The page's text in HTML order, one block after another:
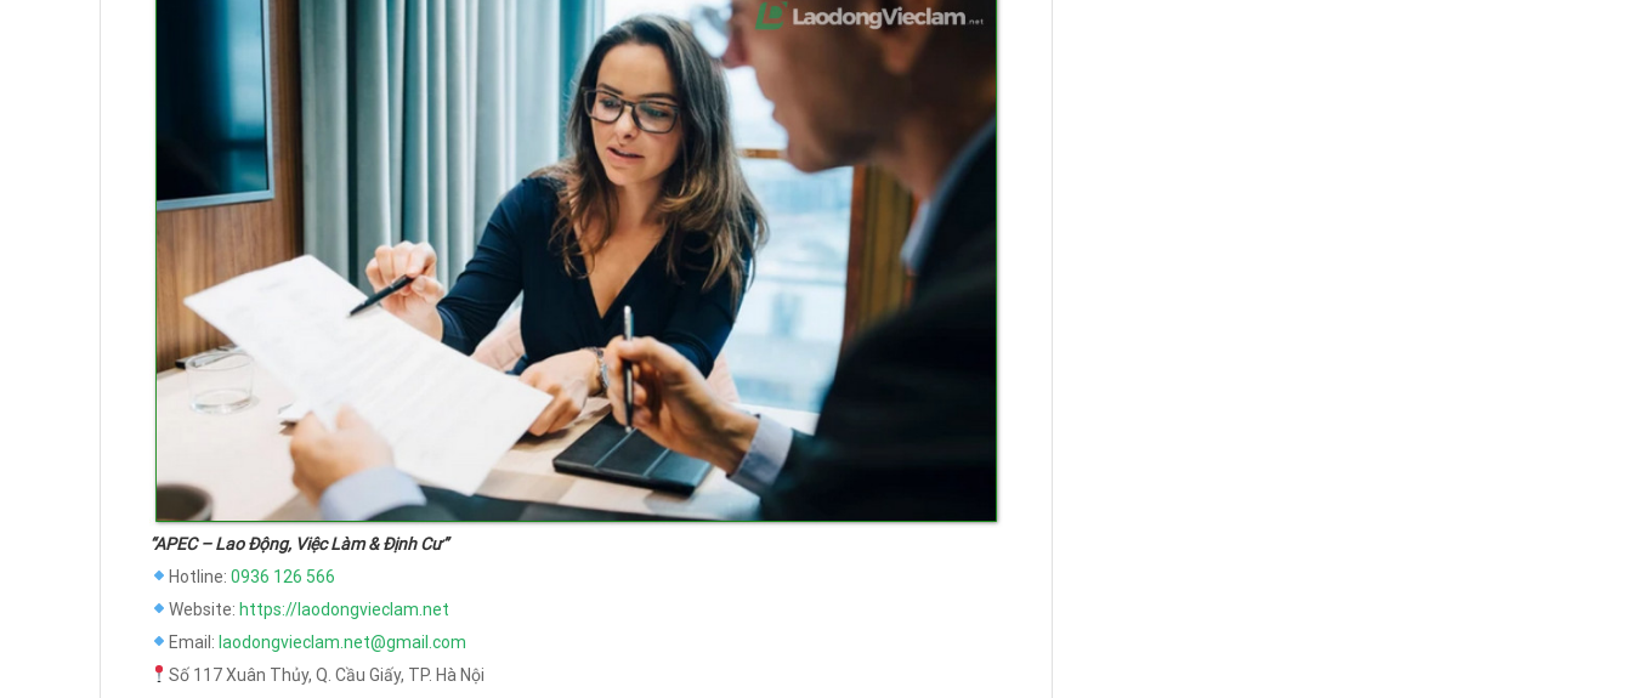
“APEC – Lao Động, Việc Làm & Định Cư”
Hotline: 0936 126 566
Website: https://laodongvieclam.net
Email: laodongvieclam.net@gmail.com
Số 117 Xuân Thủy, Q. Cầu Giấy, TP. Hà Nội